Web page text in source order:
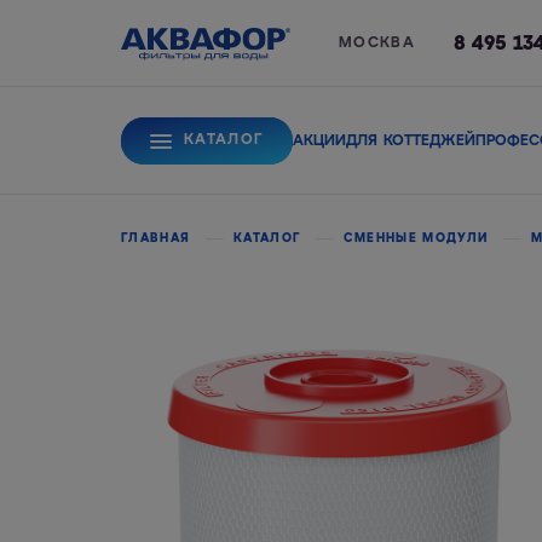
МОСКВА 8 495
КАТАЛОГ АКЦИИДЛЯ КОТТЕДЖЕЙ
Для питьевой воды
Системы обратного
осмоса
Сорбционные
ГЛАВНАЯ КАТАЛОГ СМЕННЫЕ МОДУЛИ